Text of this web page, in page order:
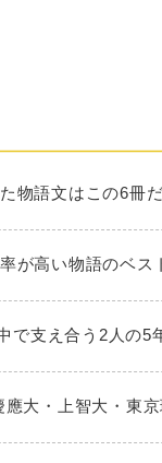
物語文はこの6冊だ
が高い物語のベス
で支え合う2人の5
大・上智大・東